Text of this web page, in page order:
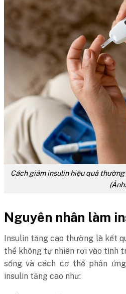
Cách giảm insulin hiệu quả
Nguyên nhân làm
Insulin tăng cao thường là kết
thể không tự nhiên rơi vào tình
sống và cách cơ thể phản
insulin tăng cao như: